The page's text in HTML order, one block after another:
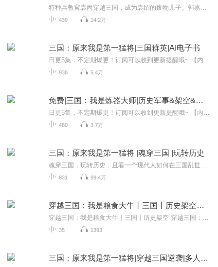
439 14.2万
三国：原来我是第一猛将|三国群英|AI电子书
938 5.4万
免费|三国：我是炼器大师|历史军事&架空&三国
480 3.7万
三国：原来我是第一猛将 |魂穿三国 |玩转历史
831 99.4万
穿越三国：我是粮食大牛丨三国丨历史架空丨全本免费
35 1393
三国：原来我是第一猛将|穿越三国逆袭|多人有声剧